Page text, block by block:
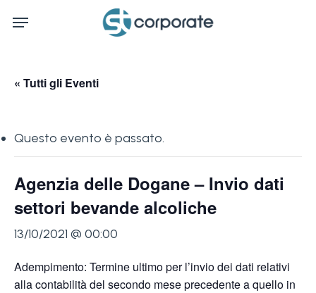
Menu
« Tutti gli Eventi
Questo evento è passato.
Agenzia delle Dogane – Invio dati
settori bevande alcoliche
13/10/2021 @ 00:00
Adempimento: Termine ultimo per l’invio dei dati relativi
alla contabilità del secondo mese precedente a quello in